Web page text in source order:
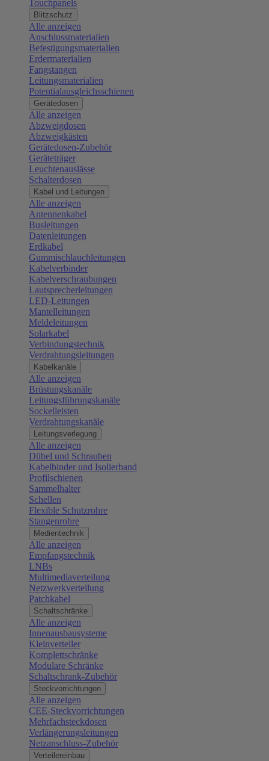
Touchpanels
Blitzschutz
Alle anzeigen
Anschlussmaterialien
Befestigungsmaterialien
Erdermaterialien
Fangstangen
Leitungsmaterialien
Potentialausgleichsschienen
Gerätedosen
Alle anzeigen
Abzweigdosen
Abzweigkästen
Gerätedosen-Zubehör
Geräteträger
Leuchtenauslässe
Schalterdosen
Kabel und Leitungen
Alle anzeigen
Antennenkabel
Busleitungen
Datenleitungen
Erdkabel
Gummischlauchleitungen
Kabelverbinder
Kabelverschraubungen
Lautsprecherleitungen
LED-Leitungen
Mantelleitungen
Meldeleitungen
Solarkabel
Verbindungstechnik
Verdrahtungsleitungen
Kabelkanäle
Alle anzeigen
Brüstungskanäle
Leitungsführungskanäle
Sockelleisten
Verdrahtungskanäle
Leitungsverlegung
Alle anzeigen
Dübel und Schrauben
Kabelbinder und Isolierband
Profilschienen
Sammelhalter
Schellen
Flexible Schutzrohre
Stangenrohre
Medientechnik
Alle anzeigen
Empfangstechnik
LNBs
Multimediaverteilung
Netzwerkverteilung
Patchkabel
Schaltschränke
Alle anzeigen
Innenausbausysteme
Kleinverteiler
Komplettschränke
Modulare Schränke
Schaltschrank-Zubehör
Steckvorrichtungen
Alle anzeigen
CEE-Steckvorrichtungen
Mehrfachsteckdosen
Verlängerungsleitungen
Netzanschluss-Zubehör
Verteilereinbau